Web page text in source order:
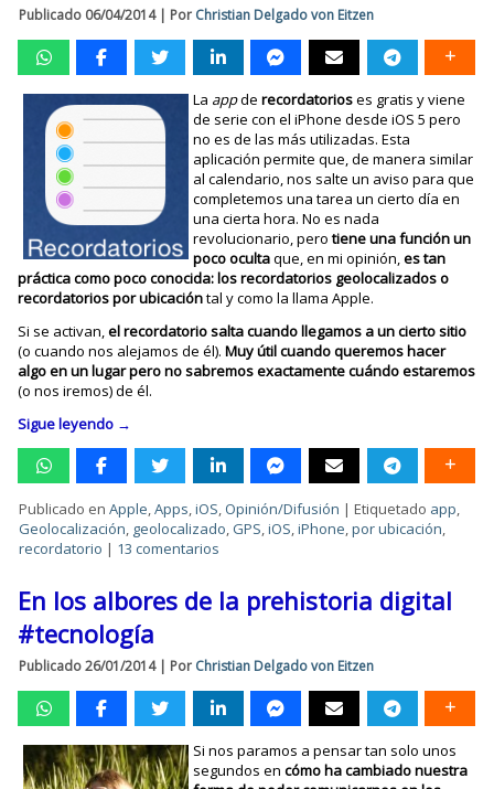
Publicado 06/04/2014| Por Christian Delgado von Eitzen
La appde recordatorioses gratis y viene
de serie con el iPhone desde iOS 5 pero
no es de las más utilizadas. Esta
aplicación permite que, de manera similar
al calendario, nos salte un aviso para que
completemos una tarea un cierto día en
una cierta hora. No es nada
revolucionario, perotiene una función un
poco ocultaque, en mi opinión, es tan
práctica como poco conocida: los recordatorios geolocalizados o
recordatorios por ubicacióntal y como la llama Apple.
Si se activan,el recordatorio salta cuando llegamos a un cierto sitio
(o cuando nos alejamos de él).Muy útil cuando queremos hacer
algo en un lugar pero no sabremos exactamente cuándo estaremos
(o nos iremos) de él.
Sigue leyendo →
Publicado en Apple ,Apps ,iOS Opinión/Difusión |Etiquetado app
Geolocalización geolocalizado GPS ,iOS ,iPhone ,por ubicación
recordatorio | 13 comentarios
En los albores de la prehistoria digital
#tecnología
Publicado 26/01/2014| Por Christian Delgado von Eitzen
Si nos paramos a pensar tan solo unos
segundos en cómo ha cambiado nuestra